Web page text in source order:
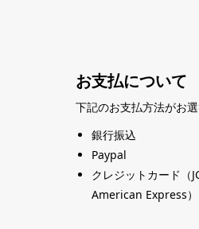
お支払について
下記のお支払方法がお選
銀行振込
Paypal
クレジットカード（
American Express）